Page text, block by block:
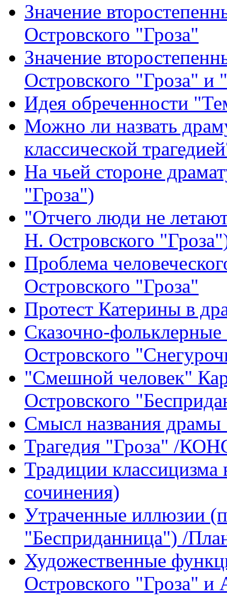
Значение
Островского "Гроза"
Значение
Островского "Гроза" и
Идея обреченности
Можно ли назвать
классической
На чьей стороне
"Гроза")
"Отчего люди не
Н. Островского
Проблема
Островского "Гроза"
Протест Катерины в
Сказочно-
Островского
"Смешной человек"
Островского
Смысл названия драмы
Трагедия "Гроза" /
Традиции
сочинения)
Утраченные иллюзии
"Бесприданница") /
Художественные
Островского "Гроза"